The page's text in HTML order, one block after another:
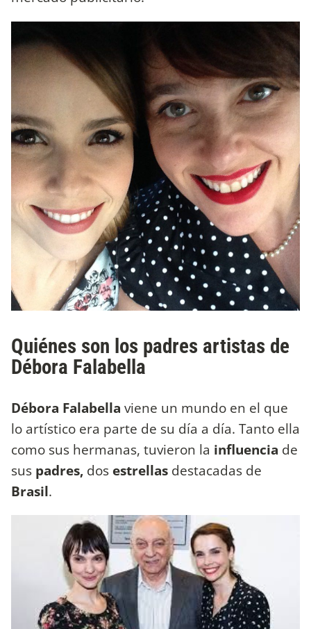
Quiénes son los padres artistas de
Débora Falabella
Débora Falabella viene un mundo en el que
lo artístico era parte de su día a día. Tanto ella
como sus hermanas, tuvieron la influencia de
sus padres, dos estrellas destacadas de
Brasil.